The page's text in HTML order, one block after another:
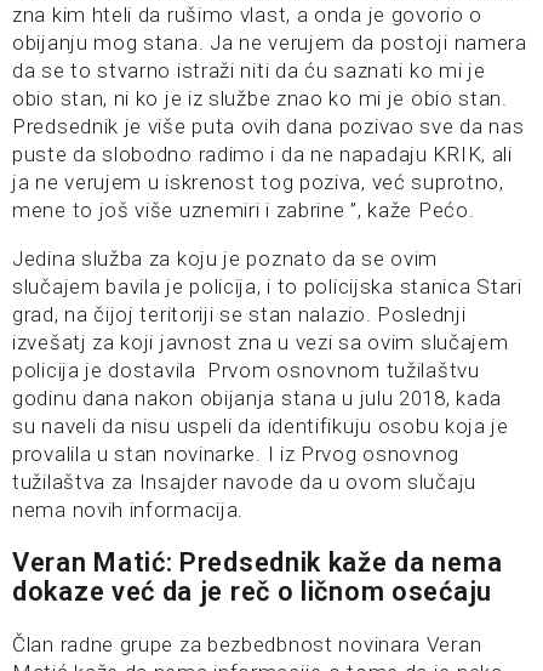
zna kim hteli da rušimo vlast, a onda je govorio o
obijanju mog stana. Ja ne verujem da postoji namera
da se to stvarno istraži niti da ću saznati ko mi je
obio stan, ni ko je iz službe znao ko mi je obio stan.
Predsednik je više puta ovih dana pozivao sve da nas
puste da slobodno radimo i da ne napadaju KRIK, ali
ja ne verujem u iskrenost tog poziva, već suprotno,
mene to još više uznemiri i zabrine ”, kaže Pećo.
Jedina služba za koju je poznato da se ovim
slučajem bavila je policija, i to policijska stanica Stari
grad, na čijoj teritoriji se stan nalazio. Poslednji
izvešatj za koji javnost zna u vezi sa ovim slučajem
policija je dostavila Prvom osnovnom tužilaštvu
godinu dana nakon obijanja stana u julu 2018, kada
su naveli da nisu uspeli da identifikuju osobu koja je
provalila u stan novinarke. I iz Prvog osnovnog
tužilaštva za Insajder navode da u ovom slučaju
nema novih informacija.
Veran Matić: Predsednik kaže da nema
dokaze već da je reč o ličnom osećaju
Član radne grupe za bezbedbnost novinara Veran